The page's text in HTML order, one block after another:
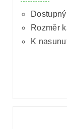
Rozměr
K